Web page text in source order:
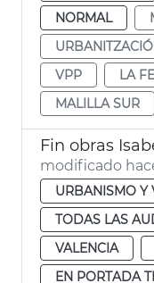
NORMAL
URBANITZACIÓ
VPP
LA FE
MALILLA SUR
Fin obras
modificado
URBANISMO Y
TODAS LAS
VALENCIA
EN PORTADA